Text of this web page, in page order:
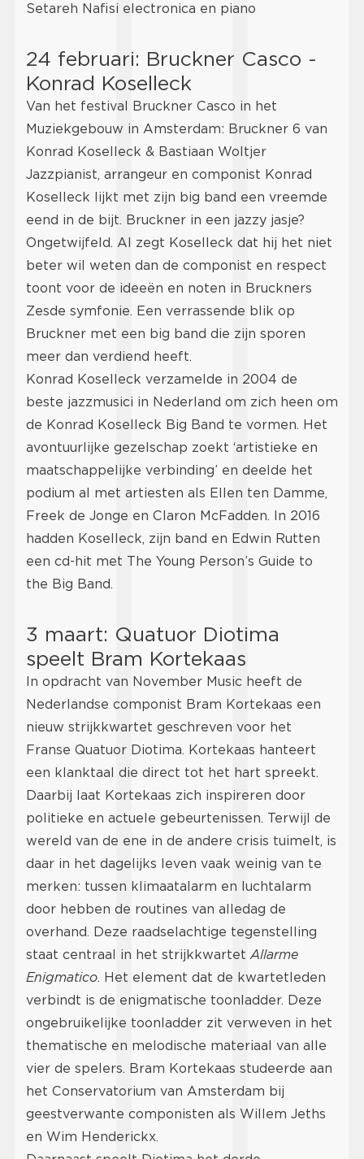
Setareh Nafisi electronica en piano
24 februari: Bruckner Casco -
Konrad Koselleck
Van het festival Bruckner Casco in het
Muziekgebouw in Amsterdam: Bruckner 6 van
Konrad Koselleck & Bastiaan Woltjer
Jazzpianist, arrangeur en componist Konrad
Koselleck lijkt met zijn big band een vreemde
eend in de bijt. Bruckner in een jazzy jasje?
Ongetwijfeld. Al zegt Koselleck dat hij het niet
beter wil weten dan de componist en respect
toont voor de ideeën en noten in Bruckners
Zesde symfonie. Een verrassende blik op
Bruckner met een big band die zijn sporen
meer dan verdiend heeft.
Konrad Koselleck verzamelde in 2004 de
beste jazzmusici in Nederland om zich heen om
de Konrad Koselleck Big Band te vormen. Het
avontuurlijke gezelschap zoekt ‘artistieke en
maatschappelijke verbinding’ en deelde het
podium al met artiesten als Ellen ten Damme,
Freek de Jonge en Claron McFadden. In 2016
hadden Koselleck, zijn band en Edwin Rutten
een cd-hit met The Young Person’s Guide to
the Big Band.
3 maart: Quatuor Diotima
speelt Bram Kortekaas
In opdracht van November Music heeft de
Nederlandse componist Bram Kortekaas een
nieuw strijkkwartet geschreven voor het
Franse Quatuor Diotima. Kortekaas hanteert
een klanktaal die direct tot het hart spreekt.
Daarbij laat Kortekaas zich inspireren door
politieke en actuele gebeurtenissen. Terwijl de
wereld van de ene in de andere crisis tuimelt, is
daar in het dagelijks leven vaak weinig van te
merken: tussen klimaatalarm en luchtalarm
door hebben de routines van alledag de
overhand. Deze raadselachtige tegenstelling
staat centraal in het strijkkwartetAllarme
Enigmatico. Het element dat de kwartetleden
verbindt is de enigmatische toonladder. Deze
ongebruikelijke toonladder zit verweven in het
thematische en melodische materiaal van alle
vier de spelers. Bram Kortekaas studeerde aan
het Conservatorium van Amsterdam bij
geestverwante componisten als Willem Jeths
en Wim Henderickx.